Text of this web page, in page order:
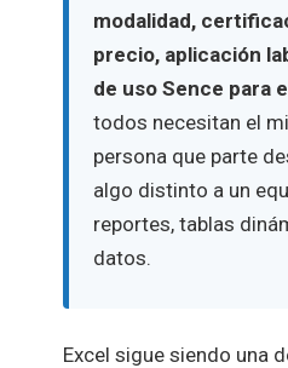
modalidad,
precio, aplicación
de uso Sence para
todos necesitan el
persona que parte
algo distinto a un
reportes, tablas
datos.
Excel sigue siendo una